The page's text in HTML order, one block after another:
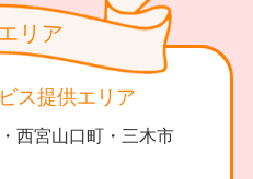
リ ア
ス提供エリア
西宮山口町・三木市